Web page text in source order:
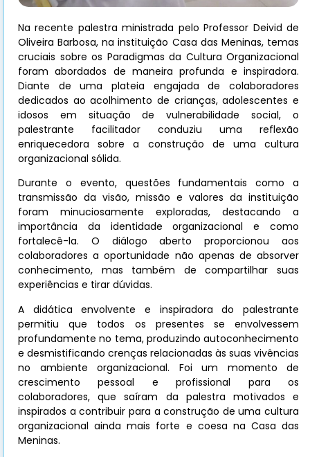
Na recente palestra ministrada pelo Professor Deivid de
Oliveira Barbosa, na instituição Casa das Meninas, temas
cruciais sobre os Paradigmas da Cultura Organizacional
foram abordados de maneira profunda e inspiradora.
Diante de uma plateia engajada de colaboradores
dedicados ao acolhimento de crianças, adolescentes e
idosos em situação de vulnerabilidade social, o
palestrante facilitador conduziu uma reflexão
enriquecedora sobre a construção de uma cultura
organizacional sólida.
Durante o evento, questões fundamentais como a
transmissão da visão, missão e valores da instituição
foram minuciosamente exploradas, destacando a
importância da identidade organizacional e como
fortalecê-la. O diálogo aberto proporcionou aos
colaboradores a oportunidade não apenas de absorver
conhecimento, mas também de compartilhar suas
experiências e tirar dúvidas.
A didática envolvente e inspiradora do palestrante
permitiu que todos os presentes se envolvessem
profundamente no tema, produzindo autoconhecimento
e desmistificando crenças relacionadas às suas vivências
no ambiente organizacional. Foi um momento de
crescimento pessoal e profissional para os
colaboradores, que saíram da palestra motivados e
inspirados a contribuir para a construção de uma cultura
organizacional ainda mais forte e coesa na Casa das
Meninas.